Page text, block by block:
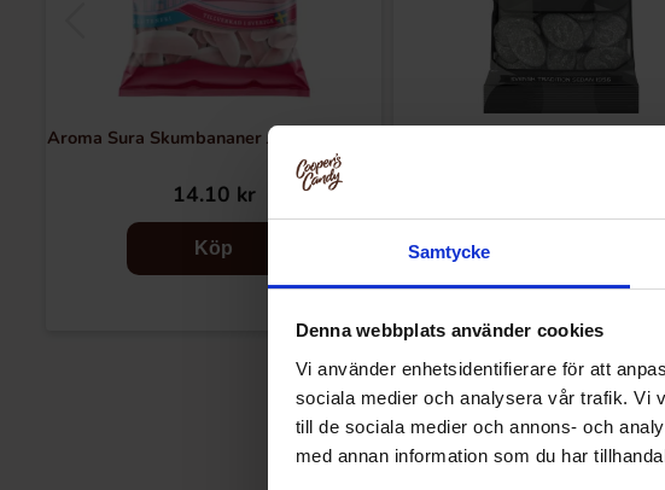
Samtycke
Denna webbplats använder cookies
Vi använder enhetsidentifierare för att
sociala medier och analysera vår trafik. Vi
till de sociala medier och annons- och
med annan information som du har
Aroma Sura Skumbananer Jordgubb 95g
14.10 kr
Köp